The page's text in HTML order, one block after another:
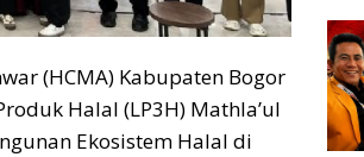
(HCMA) Kabupaten Bogor
Halal (LP3H) Mathla’ul
Ekosistem Halal di
bagi